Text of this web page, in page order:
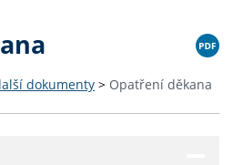
dokumenty > Opatření děkana